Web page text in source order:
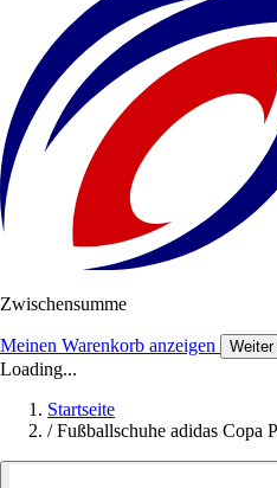
Zwischensumme
Meinen Warenkorb anzeigen
Loading...
Startseite
/ Fußballschuhe adidas Copa